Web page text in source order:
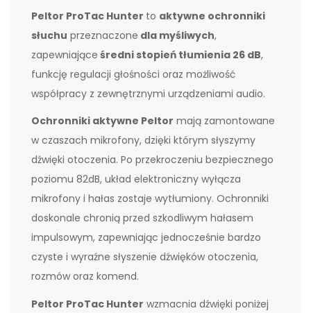
Peltor ProTac Hunter to aktywne ochronniki
słuchu przeznaczone dla myśliwych,
zapewniające średni stopień tłumienia 26 dB,
funkcję regulacji głośności oraz możliwość
współpracy z zewnętrznymi urządzeniami audio.
Ochronniki aktywne Peltor mają zamontowane
w czaszach mikrofony, dzięki którym słyszymy
dźwięki otoczenia. Po przekroczeniu bezpiecznego
poziomu 82dB, układ elektroniczny wyłącza
mikrofony i hałas zostaje wytłumiony. Ochronniki
doskonale chronią przed szkodliwym hałasem
impulsowym, zapewniając jednocześnie bardzo
czyste i wyraźne słyszenie dźwięków otoczenia,
rozmów oraz komend.
Peltor ProTac Hunter wzmacnia dźwięki poniżej